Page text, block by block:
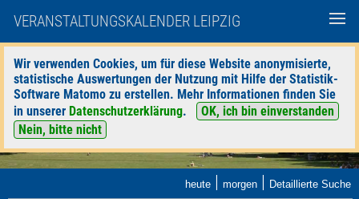
VERANSTALTUNGSKALENDER LEIPZIG
Wir verwenden Cookies, um für diese Website anonymisierte,
statistische Auswertungen der Nutzung mit Hilfe der Statistik-
Software Matomo zu erstellen. Mehr Informationen finden Sie
in unserer Datenschutzerklärung.
OK, ich bin einverstanden
Nein, bitte nicht
heute | morgen | Detaillierte Suche